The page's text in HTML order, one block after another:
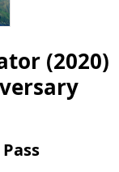
(2020)